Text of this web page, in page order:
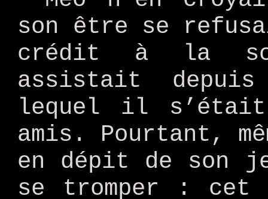
son être se
crédit à la
assistait
lequel il s’était
amis. Pourtant,
en dépit de son
se tromper : cet